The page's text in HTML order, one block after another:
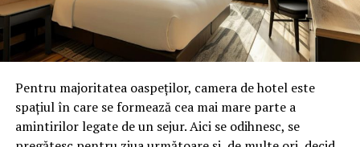
Pentru majoritatea oaspeților, camera de hotel este
spațiul în care se formează cea mai mare parte a
amintirilor legate de un sejur. Aici se odihnesc, se